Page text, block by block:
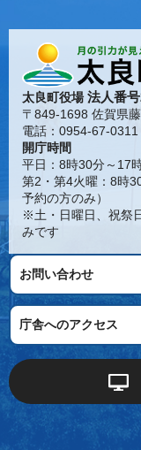
太良町役場法人番
〒849-1698 佐賀県
電話：0954-67-
開庁時間
平日：8時30分～17
第2・第4火曜：8時
予約の方のみ）
※土・日曜日、祝祭
みです
お問い合わせ
庁舎へのアクセス